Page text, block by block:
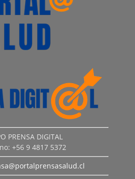
PRENSA DIGITAL
+56 9 4817 5372